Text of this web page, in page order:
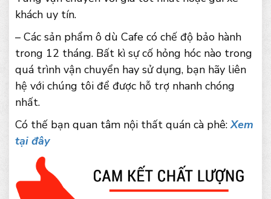
khách uy tín.
– Các sản phẩm ô dù Cafe có chế độ bảo hành
trong 12 tháng. Bất kì sự cố hỏng hóc nào trong
quá trình vận chuyển hay sử dụng, bạn hãy liên
hệ với chúng tôi để được hỗ trợ nhanh chóng
nhất.
Có thế bạn quan tâm nội thất quán cà phê:Xem
tại đây